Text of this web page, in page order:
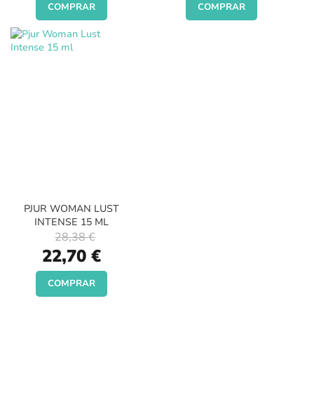
COMPRAR COMPRAR
PJUR WOMAN LUST
INTENSE 15 ML
Special
Price
22,70 €
28,38 €
COMPRAR